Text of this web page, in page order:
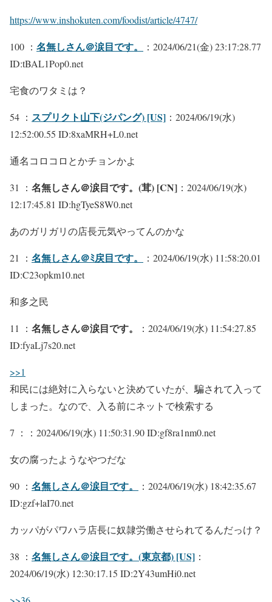
https://www.inshokuten.com/foodist/article/4747/
100 ： 名無しさん＠涙目です。
：2024/06/21(金) 23:17:28.77
ID:tBAL1Pop0.net
宅食のワタミは？
54 ： スプリクト山下(ジパング) [US] ：2024/06/19(水)
12:52:00.55 ID:8xaMRH+L0.net
通名コロコロとかチョンかよ
31 ： 名無しさん＠涙目です。(茸) [CN] ：2024/06/19(水)
12:17:45.81 ID:hgTyeS8W0.net
あのガリガリの店長元気やってんのかな
21 ： 名無しさん＠ﾐ戻目です。
：2024/06/19(水) 11:58:20.01
ID:C23opkm10.net
和多之民
11 ： 名無しさん＠涙目です。
：2024/06/19(水) 11:54:27.85
ID:fyaLj7s20.net
>>1
和民には絶対に入らないと決めていたが、騙されて入って
しまった。なので、入る前にネットで検索する
7 ： ：2024/06/19(水) 11:50:31.90 ID:gf8ra1nm0.net
女の腐ったようなやつだな
90 ： 名無しさん＠涙目です。
：2024/06/19(水) 18:42:35.67
ID:gzf+laI70.net
カッパがパワハラ店長に奴隷労働させられてるんだっけ？
38 ： 名無しさん＠涙目です。(東京都) [US] ：
2024/06/19(水) 12:30:17.15 ID:2Y43umHi0.net